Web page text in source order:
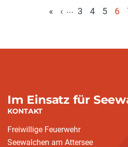
« ‹ ... 3 4 5
6
Im Einsatz für
KONTAKT
Freiwillige Feuerwehr
Seewalchen am Attersee